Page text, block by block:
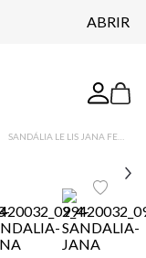
ABRIR